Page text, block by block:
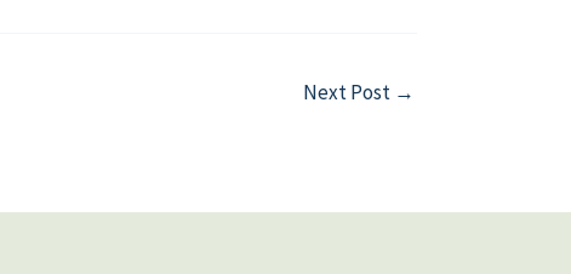
Next Post →